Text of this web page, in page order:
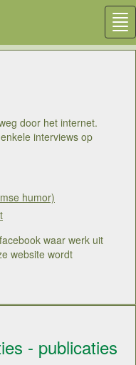
door het internet.
interviews op
humor)
waar werk uit
website wordt
- publicaties